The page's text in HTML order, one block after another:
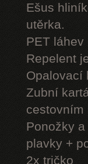
Ešus
utěrka.
PET
Repelent
Opalovací
Zubní
cestovním
Ponožky
plavky +
2x tričko